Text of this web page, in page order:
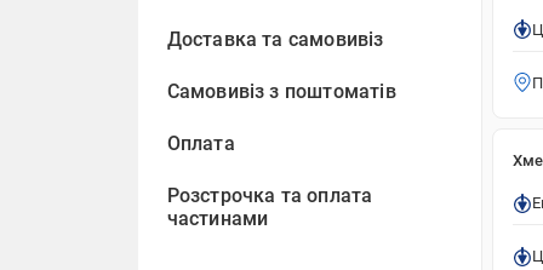
Доставка та самовивіз
Самовивіз з поштоматів
Оплата
Розстрочка та оплата
частинами